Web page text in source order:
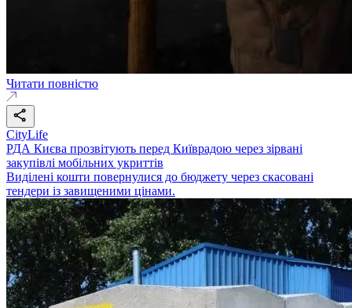
Читати повністю
CityLife
РДА Києва прозвітують перед Київрадою через зірвані
закупівлі мобільних укриттів
Виділені кошти повернулися до бюджету через скасовані
тендери із завищеними цінами.